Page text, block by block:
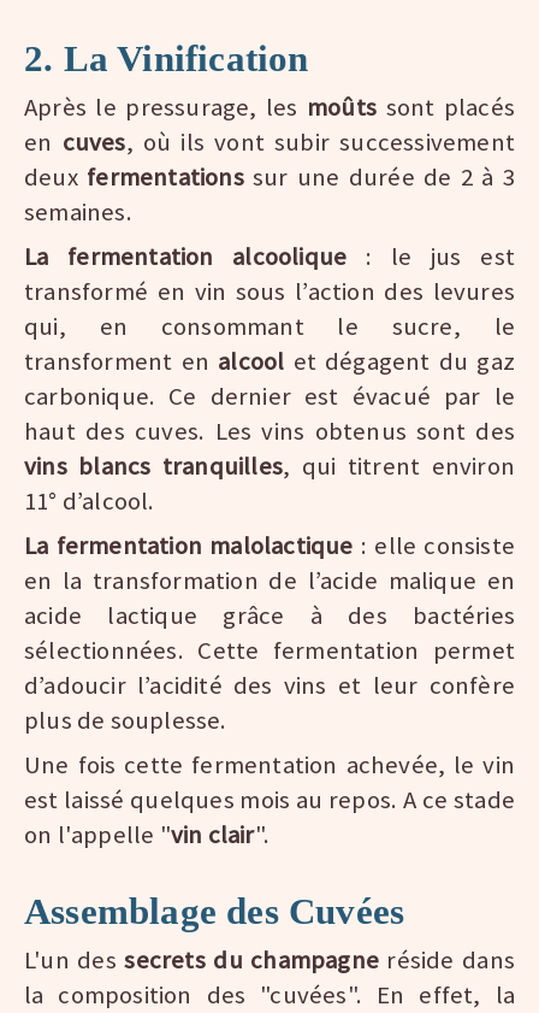
2. La Vinification
Après le pressurage, les moûts sont placés
en cuves, où ils vont subir successivement
deux fermentationssur une durée de 2 à 3
semaines.
La fermentation alcoolique : le jus est
transformé en vin sous l’action des levures
qui, en consommant le sucre, le
transforment en alcool et dégagent du gaz
carbonique. Ce dernier est évacué par le
haut des cuves. Les vins obtenus sont des
vins blancs tranquilles, qui titrent environ
11° d’alcool.
La fermentation malolactique : elle consiste
en la transformation de l’acide malique en
acide lactique grâce à des bactéries
sélectionnées. Cette fermentation permet
d’adoucir l’acidité des vins et leur confère
plus de souplesse.
Une fois cette fermentation achevée, le vin
est laissé quelques mois au repos. A ce stade
on l'appelle "vin clair".
Assemblage des Cuvées
L'un dessecrets du champagne réside dans
la composition des "cuvées". En effet, la